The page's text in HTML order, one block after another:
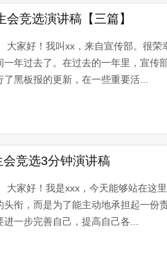
会竞选演讲稿【三篇】
！我叫xx，来自宣传部。很荣幸
过去了。在过去的一年里，宣传
黑板报的更新，在一些重要活...
竞选3分钟演讲稿
！我是xxx，今天能够站在这里
衔，而是为了能主动地承担起一份
步完善自己，提高自己各...